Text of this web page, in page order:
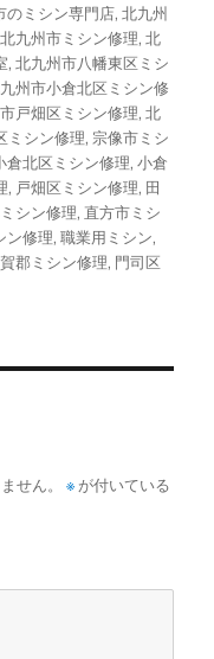
のミシン専門店,北九州
北九州市ミシン修理,北
,北九州市八幡東区ミシ
州市小倉北区ミシン修
戸畑区ミシン修理,北
ミシン修理, 宗像市ミシ
倉北区ミシン修理,小倉
, 戸畑区ミシン修理, 田
シン修理, 直方市ミシ
ン修理,職業用ミシン,
郡ミシン修理, 門司区
せん。 ※ が付いている